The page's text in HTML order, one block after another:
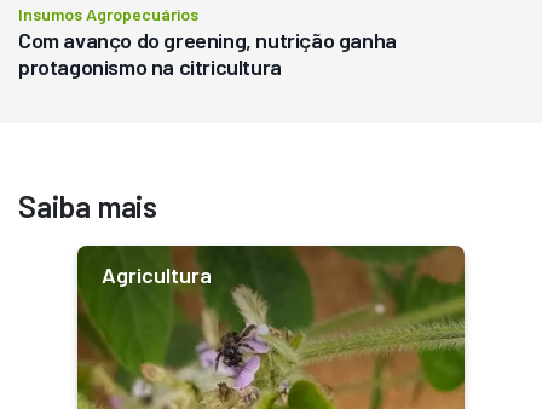
Insumos Agropecuários
Com avanço do greening, nutrição ganha
protagonismo na citricultura
Saiba mais
Agricultura